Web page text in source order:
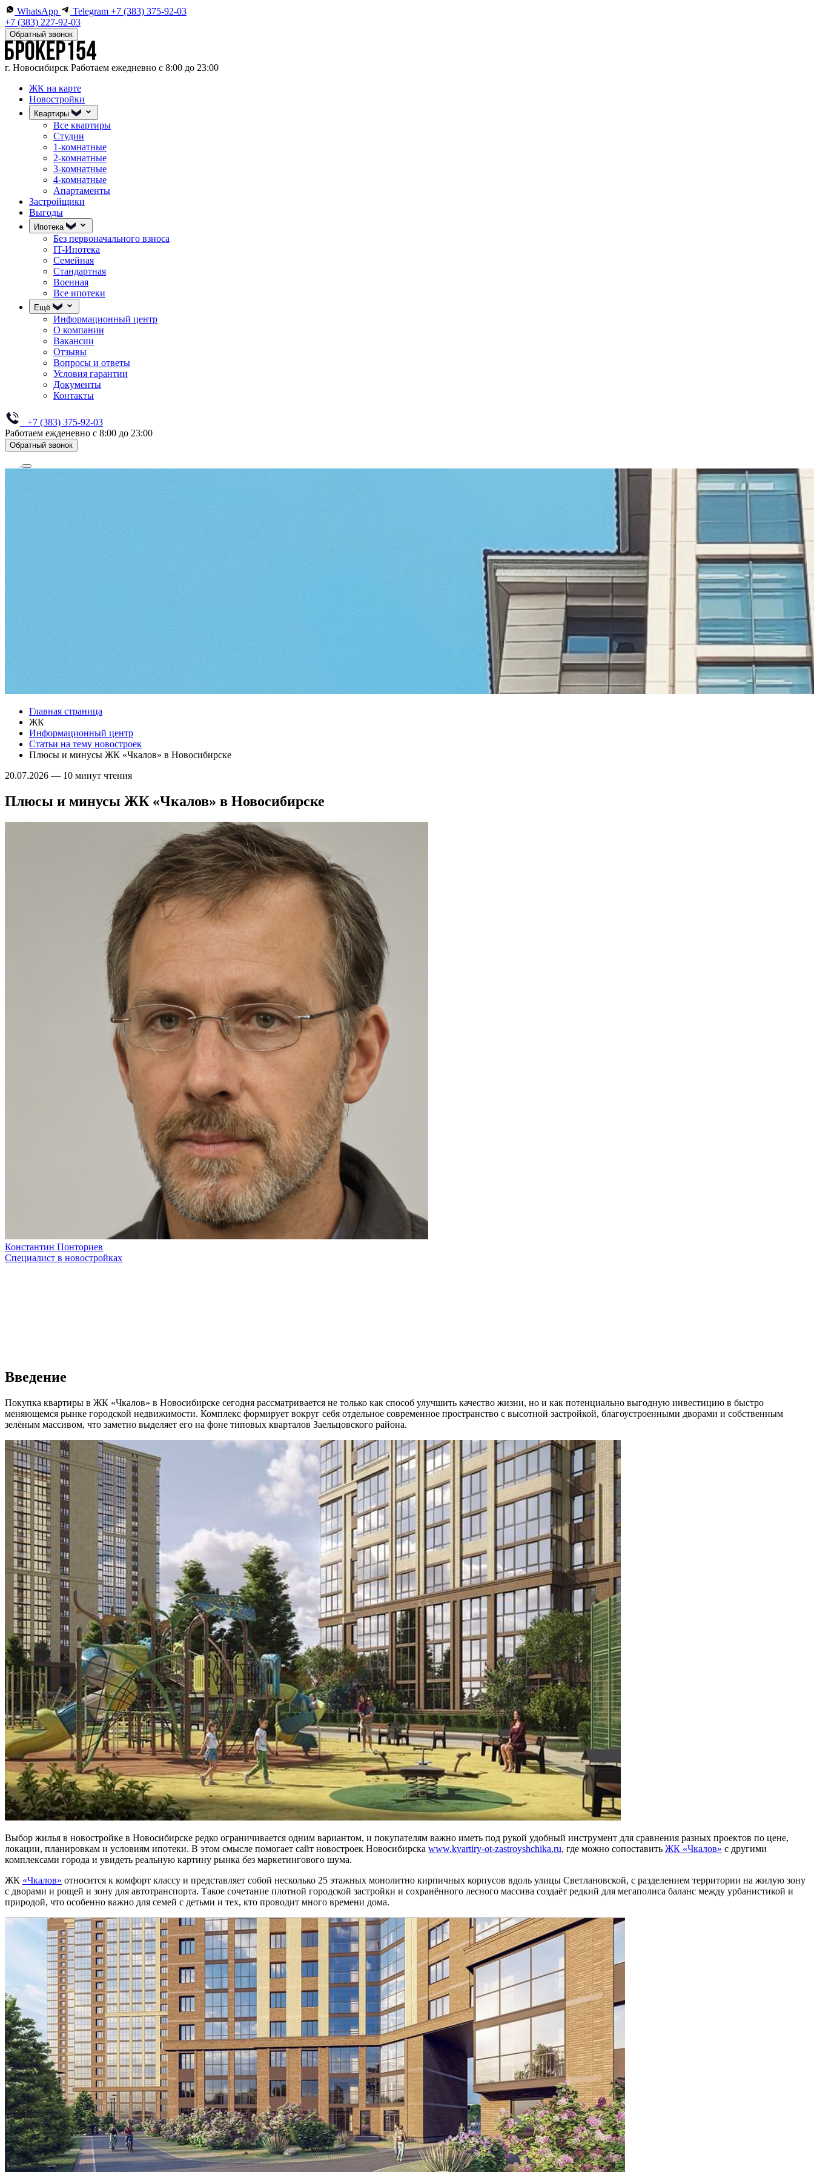
WhatsApp Telegram +7 (383) 375-92-03
+7 (383) 227-92-03
Обратный звонок
г. Новосибирск Работаем ежедневно с 8:00 до 23:00
ЖК на карте
Новостройки
Квартиры
Все квартиры
Студии
1-комнатные
2-комнатные
3-комнатные
4-комнатные
Апартаменты
Застройщики
Выгоды
Ипотека
Без первоначального взноса
IT-Ипотека
Семейная
Стандартная
Военная
Все ипотеки
Ещё
Информационный центр
О компании
Вакансии
Отзывы
Вопросы и ответы
Условия гарантии
Документы
Контакты
+7 (383) 375-92-03
Работаем ежденевно с 8:00 до 23:00
Обратный звонок
Главная страница
ЖК
Информационный центр
Статьи на тему новостроек
Плюсы и минусы ЖК «Чкалов» в Новосибирске
20.07.2026 — 10 минут чтения
Плюсы и минусы ЖК «Чкалов» в Новосибирске
Константин Понториев
Специалист в новостройках
Введение
Покупка квартиры в ЖК «Чкалов» в Новосибирске сегодня рассматривается не только как способ улучшить качество жизни, но и как потенциально выгодную инвестицию в быстро
меняющемся рынке городской недвижимости. Комплекс формирует вокруг себя отдельное современное пространство с высотной застройкой, благоустроенными дворами и собственным
зелёным массивом, что заметно выделяет его на фоне типовых кварталов Заельцовского района.
Выбор жилья в новостройке в Новосибирске редко ограничивается одним вариантом, и покупателям важно иметь под рукой удобный инструмент для сравнения разных проектов по цене,
локации, планировкам и условиям ипотеки. В этом смысле помогает сайт новостроек Новосибирска www.kvartiry-ot-zastroyshchika.ru, где можно сопоставить ЖК «Чкалов» с другими
комплексами города и увидеть реальную картину рынка без маркетингового шума.
ЖК «Чкалов» относится к комфорт классу и представляет собой несколько 25 этажных монолитно кирпичных корпусов вдоль улицы Светлановской, с разделением территории на жилую зону
с дворами и рощей и зону для автотранспорта. Такое сочетание плотной городской застройки и сохранённого лесного массива создаёт редкий для мегаполиса баланс между урбанистикой и
природой, что особенно важно для семей с детьми и тех, кто проводит много времени дома.